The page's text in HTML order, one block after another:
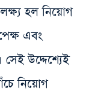
লক্ষ্য হল নিয়োগ
এবং
উদ্দেশ্যেই
নিয়োগ